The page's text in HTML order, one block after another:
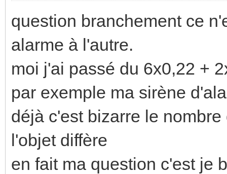
question branchement ce
alarme à l'autre.
moi j'ai passé du 6x0,22 +
par exemple ma sirène
déjà c'est bizarre le
l'objet diffère
en fait ma question c'est je